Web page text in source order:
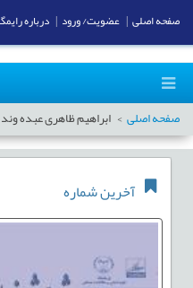
صفحه اصلی ابراهیم ظاهری عبده وند
آخرین شماره
صفحه اصلی عضویت/ ورود درباره رایمگ